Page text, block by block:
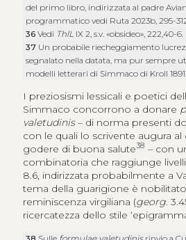
del primo libro, indirizzata al padre
programmatico vedi Ruta 2023b, 295-
36Vedi ThlL IX 2, s.v. «obsideo» , 222,40-6.
37 Un probabile riecheggiamento
segnalato nella datata, ma pur sempre
modelli letterari di Simmaco di Kroll 1891.
I preziosismi lessicali e poetici
Simmaco concorrono a donare
valetudinis– di norma presenti
con le quali lo scrivente augura
godere di buona salute38 – con
combinatoria che raggiunge
8.6, indirizzata probabilmente a
tema della guarigione è
reminiscenza virgiliana (georg.
ricercatezza dello stile